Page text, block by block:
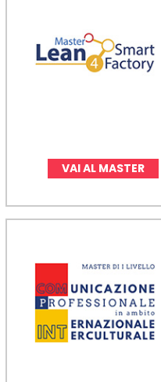
VAI AL MASTER